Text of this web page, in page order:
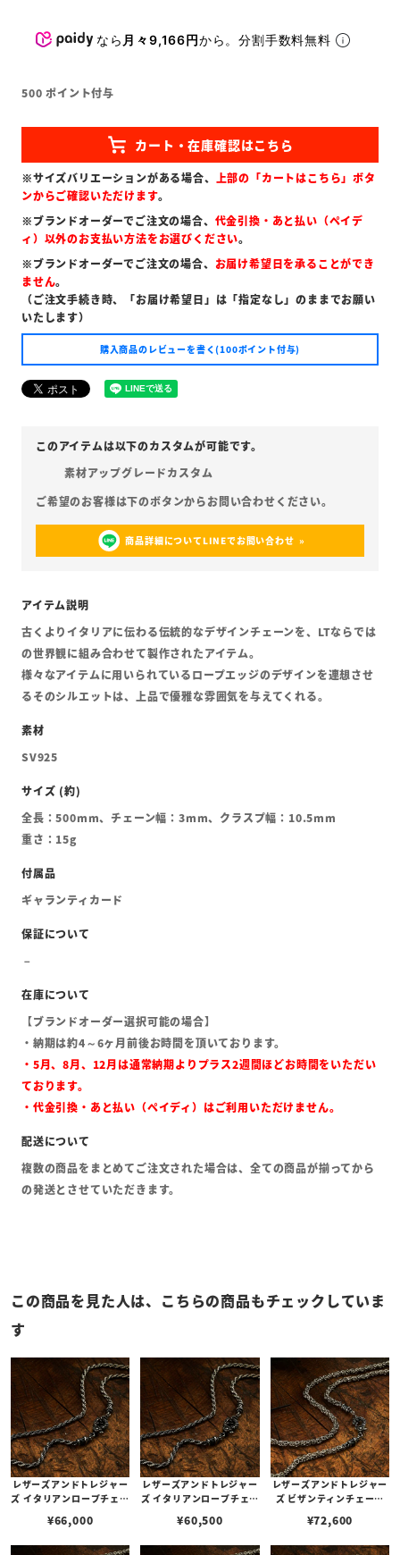
なら 月々9,166円から。分割手数料無料
500 ポイント付与
※サイズバリエーションがある場合、 上部の「カートはこちら」ボタ
ンからご確認いただけます。
※ブランドオーダーでご注文の場合、 代金引換・あと払い（ペイデ
ィ）以外のお支払い方法をお選びください。
※ブランドオーダーでご注文の場合、 お届け希望日を承ることができ
ません。
（ご注文手続き時、「お届け希望日」は「指定なし」のままでお願い
いたします）
購入商品のレビューを書く(100ポイント付与)
素材アップグレードカスタム
商品詳細についてLINEでお問い合わせ
古くよりイタリアに伝わる伝統的なデザインチェーンを、LTならでは
の世界観に組み合わせて製作されたアイテム。
様々なアイテムに用いられているロープエッジのデザインを連想させ
るそのシルエットは、上品で優雅な雰囲気を与えてくれる。
SV925
全長：500mm、チェーン幅：3mm、クラスプ幅：10.5mm
重さ：15g
ギャランティカード
【ブランドオーダー選択可能の場合】
・納期は約4～6ヶ月前後お時間を頂いております。
・5月、8月、12月は通常納期よりプラス2週間ほどお時間をいただい
ております。
・代金引換・あと払い（ペイディ）はご利用いただけません。
複数の商品をまとめてご注文された場合は、全ての商品が揃ってから
の発送とさせていただきます。
この商品を見た人は、こちらの商品もチェックしていま
す
レザーズアンドトレジャー
ズ イタリアンロープチェー
プ 70cm
¥66,000
レザーズアンドトレジャー
ズ イタリアンロープチェー
プ 60cm
¥60,500
レザーズアンドトレジャー
ズ ビザンティンチェーン
0cm
¥72,600